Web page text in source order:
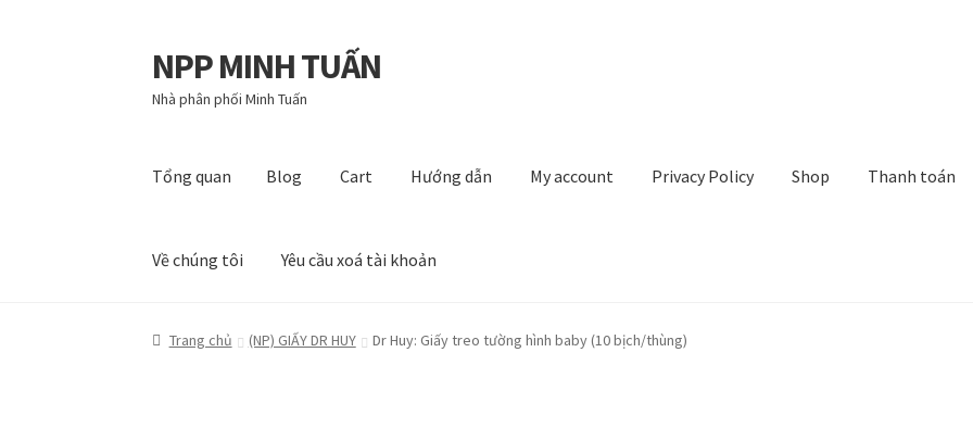
Đi
đến
Điều
Chuyển
đến
nội
NPP MINH TUẤN
Nhà phân phối Minh Tuấn
Tổng quan Blog Cart Hướng dẫn My account Privacy Policy Shop Thanh toán
Về chúng tôi Yêu cầu xoá tài khoản
Tổng quan BlogCart Hướng dẫn My account Privacy Policy Shop Thanh toán
Trang chủ (NP) GIẤY DR HUY Dr Huy: Giấy treo tường hình baby (10 bịch/thùng)